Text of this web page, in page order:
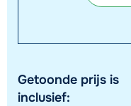
Getoonde prijs is
inclusief: